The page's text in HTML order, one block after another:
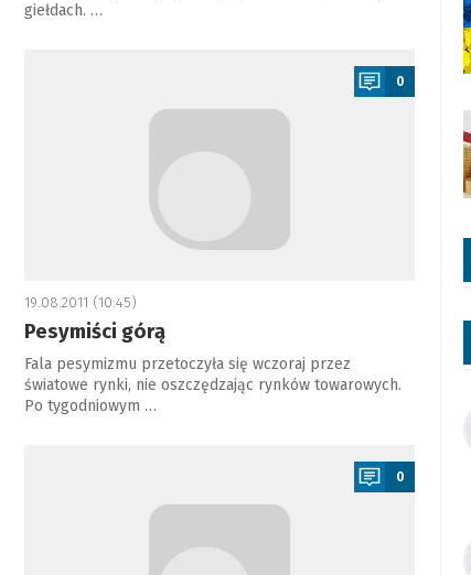
giełdach. …
0
19.08.2011 (10:45)
Pesymiści górą
Fala pesymizmu przetoczyła się wczoraj przez
światowe rynki, nie oszczędzając rynków towarowych.
Po tygodniowym …
0